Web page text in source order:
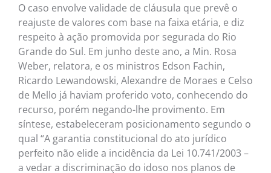
O caso envolve validade de cláusula que prevê o
reajuste de valores com base na faixa etária, e diz
respeito à ação promovida por segurada do Rio
Grande do Sul. Em junho deste ano, a Min. Rosa
Weber, relatora, e os ministros Edson Fachin,
Ricardo Lewandowski, Alexandre de Moraes e Celso
de Mello já haviam proferido voto, conhecendo do
recurso, porém negando-lhe provimento. Em
síntese, estabeleceram posicionamento segundo o
qual “A garantia constitucional do ato jurídico
perfeito não elide a incidência da Lei 10.741/2003 –
a vedar a discriminação do idoso nos planos de